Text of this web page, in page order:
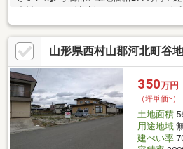
合計2197万円(税込)月々56597円！（金
ボーナスなしの場合の試算）≪周辺環
河北中：徒歩24分ファミリーマート河
イユーエイト 河北店：徒歩10分Seria 河
場：徒歩14分ツルハドラッグ河北店：
店：徒歩16分≪店舗情報≫ユニテハウス
モを見て」とお伝えください♪
山形県西村山郡河北町谷
350万円
（坪単価:-）
土地面積
用途地域
建ぺい率